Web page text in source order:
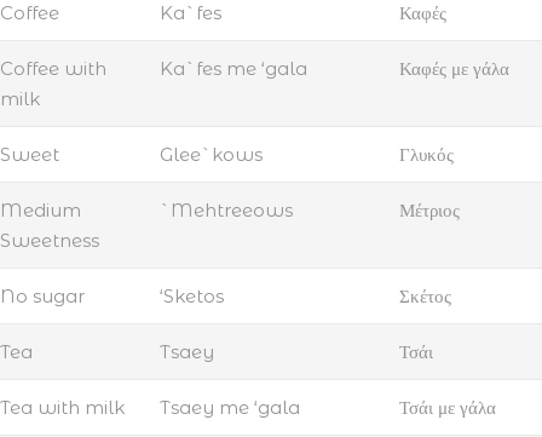
Coffee Ka`fes Καφές
Coffee with
milk
Ka`fes me ‘gala Καφές με γάλα
Sweet Glee`kows Γλυκός
Medium
Sweetness
`Mehtreeows Μέτριος
No sugar ‘Sketos Σκέτος
Tea Tsaey Τσάι
Tea with milk Tsaey me ‘gala Τσάι με γάλα